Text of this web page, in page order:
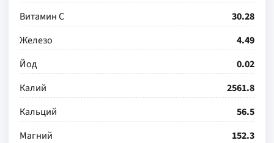
Витамин С
30.28
Железо
4.49
Йод
0.02
Калий
2561.8
Кальций
56.5
Магний
152.3